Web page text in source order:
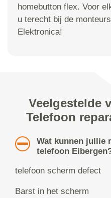
homebutton flex. Voor
u terecht bij de
Elektronica!
Veelgestelde
Telefoon
Wat kunnen jullie
telefoon
telefoon scherm defect
Barst in het scherm